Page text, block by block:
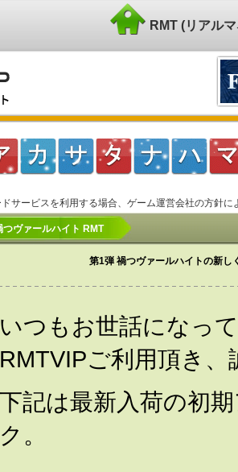
RMT (リアル
サービスを利用する場合、ゲーム運営会社の方針
つヴァールハイト RMT
第1弾 禍つヴァールハイトの新し
いつもお世話になっ
RMTVIPご利用頂き
下記は最新入荷の初期
ク。